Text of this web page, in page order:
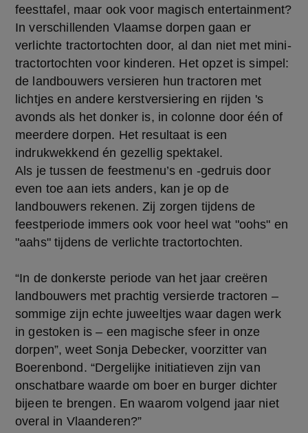
feesttafel, maar ook voor magisch entertainment?
In verschillenden Vlaamse dorpen gaan er
verlichte tractortochten door, al dan niet met mini-
tractortochten voor kinderen. Het opzet is simpel:
de landbouwers versieren hun tractoren met
lichtjes en andere kerstversiering en rijden 's
avonds als het donker is, in colonne door één of
meerdere dorpen. Het resultaat is een
indrukwekkend én gezellig spektakel.
Als je tussen de feestmenu’s en -gedruis door
even toe aan iets anders, kan je op de
landbouwers rekenen. Zij zorgen tijdens de
feestperiode immers ook voor heel wat "oohs" en
"aahs" tijdens de verlichte tractortochten.
“In de donkerste periode van het jaar creëren
landbouwers met prachtig versierde tractoren –
sommige zijn echte juweeltjes waar dagen werk
in gestoken is – een magische sfeer in onze
dorpen”, weet Sonja Debecker, voorzitter van
Boerenbond. “Dergelijke initiatieven zijn van
onschatbare waarde om boer en burger dichter
bijeen te brengen. En waarom volgend jaar niet
overal in Vlaanderen?”